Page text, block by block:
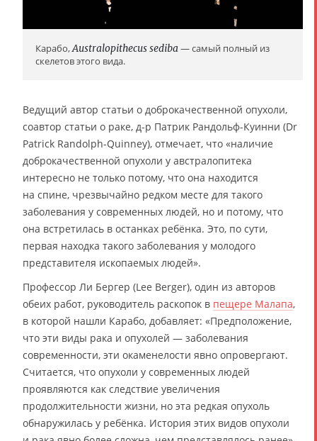
Карабо,Australopithecus sediba — самый полный из
скелетов этого вида.
Ведущий автор статьи о доброкачественной опухоли,
соавтор статьи о раке, д-р Патрик Рандольф-Куинни (Dr
Patrick Randolph-Quinney), отмечает, что «наличие
доброкачественной опухоли у австралопитека
интересно не только потому, что она находится
на спине, чрезвычайно редком месте для такого
заболевания у современных людей, но и потому, что
она встретилась в останках ребёнка. Это, по сути,
первая находка такого заболевания у молодого
представителя ископаемых людей».
Профессор Ли Бергер (Lee Berger), один из авторов
обеих работ, руководитель раскопок в пещере Малапа,
в которой нашли Карабо, добавляет: «Предположение,
что эти виды рака и опухолей — заболевания
современности, эти окаменелости явно опровергают.
Считается, что опухоли у современных людей
проявляются как следствие увеличения
продолжительности жизни, но эта редкая опухоль
обнаружилась у ребёнка. История этих видов опухоли